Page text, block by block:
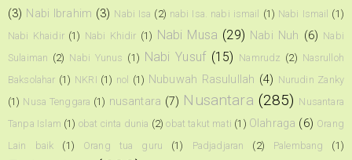
(3) Nabi Ibrahim (3) Nabi Isa (2) nabi Isa. nabi ismail (1) Nabi Ismail (1)
Nabi Khaidir (1) Nabi Khidir (1) Nabi Musa (29) Nabi Nuh (6) Nabi
Sulaiman (2) Nabi Yunus (1) Nabi Yusuf (15) Namrudz (2) Nasrulloh
Baksolahar (1) NKRI (1) nol (1) Nubuwah Rasulullah (4) Nurudin Zanky
(1) Nusa Tenggara (1) nusantara (7) Nusantara (285) Nusantara
Tanpa Islam (1) obat cinta dunia (2) obat takut mati (1) Olahraga (6) Orang
Lain baik
(1) Orang tua guru (1) Padjadjaran (2) Palembang (1)